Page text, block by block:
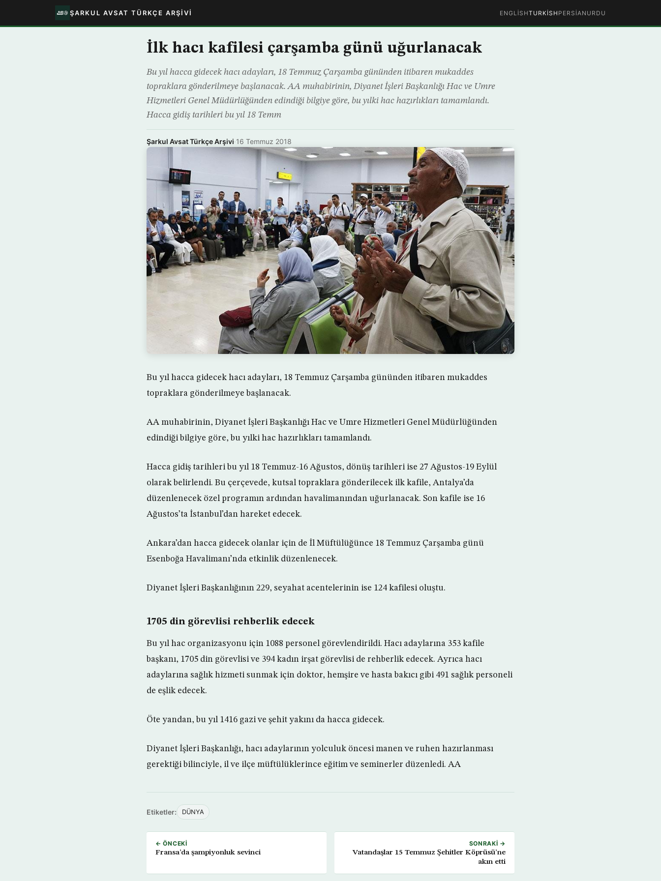
ŞARKUL AVSAT TÜRKÇE ARŞIVI ENGLISHTURKISH PERSIAN URDU
İlk hacı kafilesi çarşamba günü uğurlanacak
Bu yıl hacca gidecek hacı adayları, 18 Temmuz Çarşamba gününden itibaren mukaddes
topraklara gönderilmeye başlanacak. AA muhabirinin, Diyanet İşleri Başkanlığı Hac ve Umre
Hizmetleri Genel Müdürlüğünden edindiği bilgiye göre, bu yılki hac hazırlıkları tamamlandı.
Hacca gidiş tarihleri bu yıl 18 Temm
Şarkul Avsat Türkçe Arşivi·16 Temmuz 2018
Bu yıl hacca gidecek hacı adayları, 18 Temmuz Çarşamba gününden itibaren mukaddes
topraklara gönderilmeye başlanacak.
AA muhabirinin, Diyanet İşleri Başkanlığı Hac ve Umre Hizmetleri Genel Müdürlüğünden
edindiği bilgiye göre, bu yılki hac hazırlıkları tamamlandı.
Hacca gidiş tarihleri bu yıl 18 Temmuz-16 Ağustos, dönüş tarihleri ise 27 Ağustos-19 Eylül
olarak belirlendi. Bu çerçevede, kutsal topraklara gönderilecek ilk kafile, Antalya’da
düzenlenecek özel programın ardından havalimanından uğurlanacak. Son kafile ise 16
Ağustos’ta İstanbul’dan hareket edecek.
Ankara’dan hacca gidecek olanlar için de İl Müftülüğünce 18 Temmuz Çarşamba günü
Esenboğa Havalimanı’nda etkinlik düzenlenecek.
Diyanet İşleri Başkanlığının 229, seyahat acentelerinin ise 124 kafilesi oluştu.
1705 din görevlisi rehberlik edecek
Bu yıl hac organizasyonu için 1088 personel görevlendirildi. Hacı adaylarına 353 kafile
başkanı, 1705 din görevlisi ve 394 kadın irşat görevlisi de rehberlik edecek. Ayrıca hacı
adaylarına sağlık hizmeti sunmak için doktor, hemşire ve hasta bakıcı gibi 491 sağlık personeli
de eşlik edecek.
Öte yandan, bu yıl 1416 gazi ve şehit yakını da hacca gidecek.
Diyanet İşleri Başkanlığı, hacı adaylarının yolculuk öncesi manen ve ruhen hazırlanması
gerektiği bilinciyle, il ve ilçe müftülüklerince eğitim ve seminerler düzenledi. AA
Etiketler: DÜNYA
← ÖNCEKI
Fransa’da şampiyonluk sevinci
SONRAKI →
Vatandaşlar 15 Temmuz Şehitler Köprüsü’ne
akın etti